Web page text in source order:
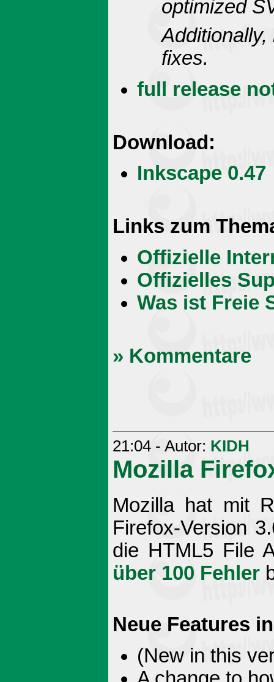
optimized
fixes.
full release
Download:
Inkscape 0.47
Links zum
Offizielle
Offizielles
Was ist Freie
» Kommentare
21:04 - Autor: KIDH
Mozilla
Mozilla hat mit
Firefox-Version
die HTML5 File
über 100 Fehler
Neue Features
(New in this